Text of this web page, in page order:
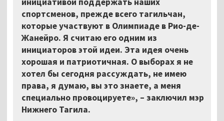
спортсменов, прежде всего тагильчан,
которые участвуют в Олимпиаде в Рио-де-
Жанейро. Я считаю его одним из
инициаторов этой идеи. Эта идея очень
хорошая и патриотичная. О выборах я не
хотел бы сегодня рассуждать, не имею
права, я думаю, вы это знаете, а меня
специально провоцируете», – заключил мэр
Нижнего Тагила.